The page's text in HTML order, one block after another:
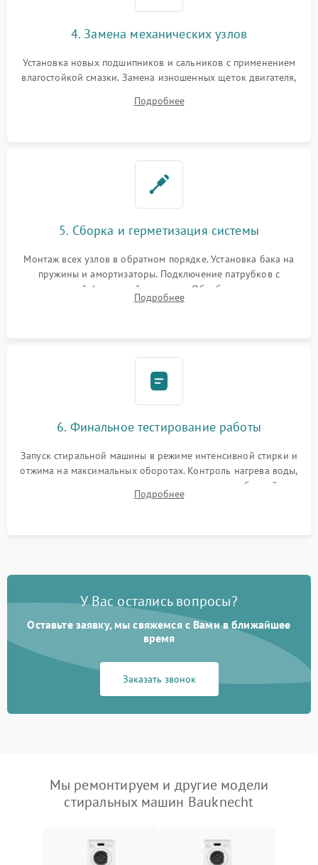
4. Замена механических узлов
Установка новых подшипников и сальников с применением
влагостойкой смазки. Замена изношенных щеток двигателя,
или поврежденной резиновой манжеты.
Подробнее
5. Сборка и герметизация системы
Монтаж всех узлов в обратном порядке. Установка бака на
пружины и амортизаторы. Подключение патрубков с
надежной фиксацией хомутами. Обработка стыков
герметиком для предотвращения возможных протечек воды.
Подробнее
6. Финальное тестирование работы
Запуск стиральной машины в режиме интенсивной стирки и
отжима на максимальных оборотах. Контроль нагрева воды,
корректности слива, отсутствия излишних вибраций,
посторонних стуков и протечек под корпусом.
Подробнее
У Вас остались вопросы?
Оставьте заявку, мы свяжемся с Вами в ближайшее
время
Заказать звонок
Мы ремонтируем и другие модели
стиральных машин Bauknecht